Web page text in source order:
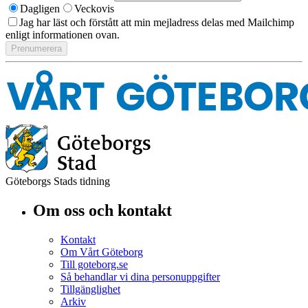
Dagligen
Veckovis
Jag har läst och förstått att min mejladress delas med Mailchimp
enligt informationen ovan.
Göteborgs Stads tidning
Om oss och kontakt
Kontakt
Om Vårt Göteborg
Till goteborg.se
Så behandlar vi dina personuppgifter
Tillgänglighet
Arkiv